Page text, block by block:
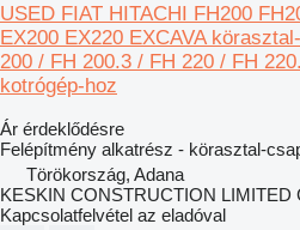
USED FIAT HITACHI FH200
EX200 EX220 EXCAVA
200 / FH 200.3 / FH 220 / FH
kotrógép-hoz
Ár érdeklődésre
Felépítmény alkatrész - körasztal-
Törökország, Adana
KESKIN CONSTRUCTION LIMITED
Kapcsolatfelvétel az eladóval